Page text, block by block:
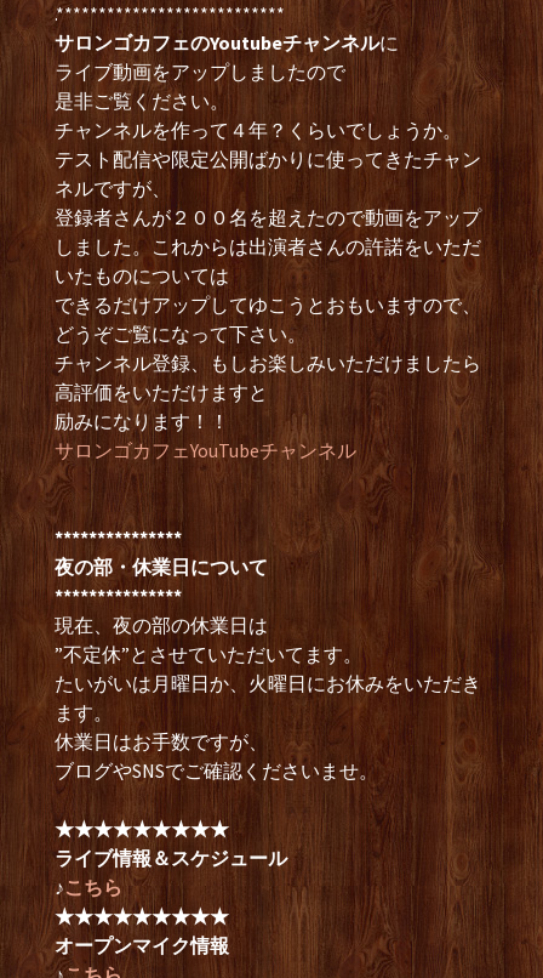
.***************************
サロンゴカフェのYoutubeチャンネルに
ライブ動画をアップしましたので
是非ご覧ください。
チャンネルを作って４年？くらいでしょうか。
テスト配信や限定公開ばかりに使ってきたチャン
ネルですが、
登録者さんが２００名を超えたので動画をアップ
しました。これからは出演者さんの許諾をいただ
いたものについては
できるだけアップしてゆこうとおもいますので、
どうぞご覧になって下さい。
チャンネル登録、もしお楽しみいただけましたら
高評価をいただけますと
励みになります！！
サロンゴカフェYouTubeチャンネル
***************
夜の部・休業日について
***************
現在、夜の部の休業日は
”不定休”とさせていただいてます。
たいがいは月曜日か、火曜日にお休みをいただき
ます。
休業日はお手数ですが、
ブログやSNSでご確認くださいませ。
★★★★★★★★★
ライブ情報＆スケジュール
♪こちら
★★★★★★★★★
オープンマイク情報